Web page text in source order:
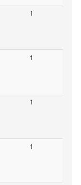
1
1
1
1